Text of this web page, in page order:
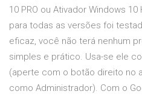
10 PRO ou Ativador Windows
para todas as versões foi
eficaz, você não terá nenhum
simples e prático. Usa-se ele
(aperte com o botão direito no
como Administrador). Com o